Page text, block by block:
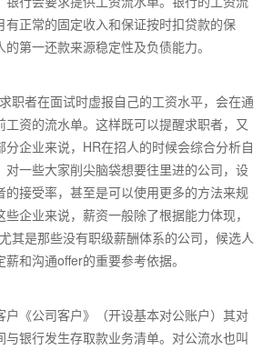
有正常的固定收入和保证按时扣贷款的保
第一还款来源稳定性及负债能力。
职者在面试时虚报自己的工资水平，会在通
资的流水单。这样既可以提醒求职者，又
分企业来说，HR在招人的时候会综合分析自
对一些大家削尖脑袋想要往里进的公司，设
的接受率，甚至是可以使用更多的方法来规
企业来说，薪资一般除了根据能力体现，
其是那些没有职级薪酬体系的公司，候选人
和沟通offer的重要参考依据。
户《公司客户》（开设基本对公账户）其对
与银行发生存取款业务清单。对公流水也叫